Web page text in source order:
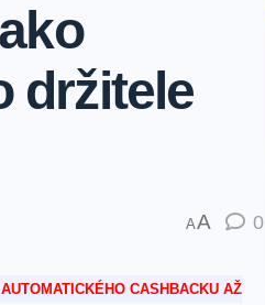
držitele
AA 0
CASHBACKU AŽ